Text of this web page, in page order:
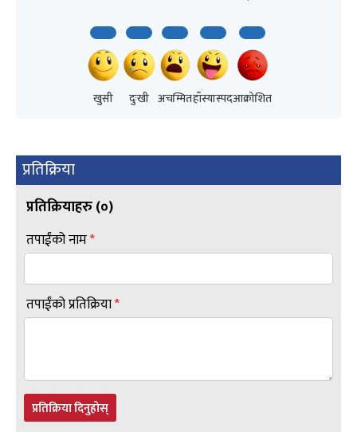
खुसी दुःखी अचम्मितहाँस्यास्पदआक्रोशित
प्रतिक्रिया
प्रतिक्रियाहरु (०)
तपाईंको नाम*
तपाईंको प्रतिक्रिया*
प्रतिक्रिया दिनुहोस्